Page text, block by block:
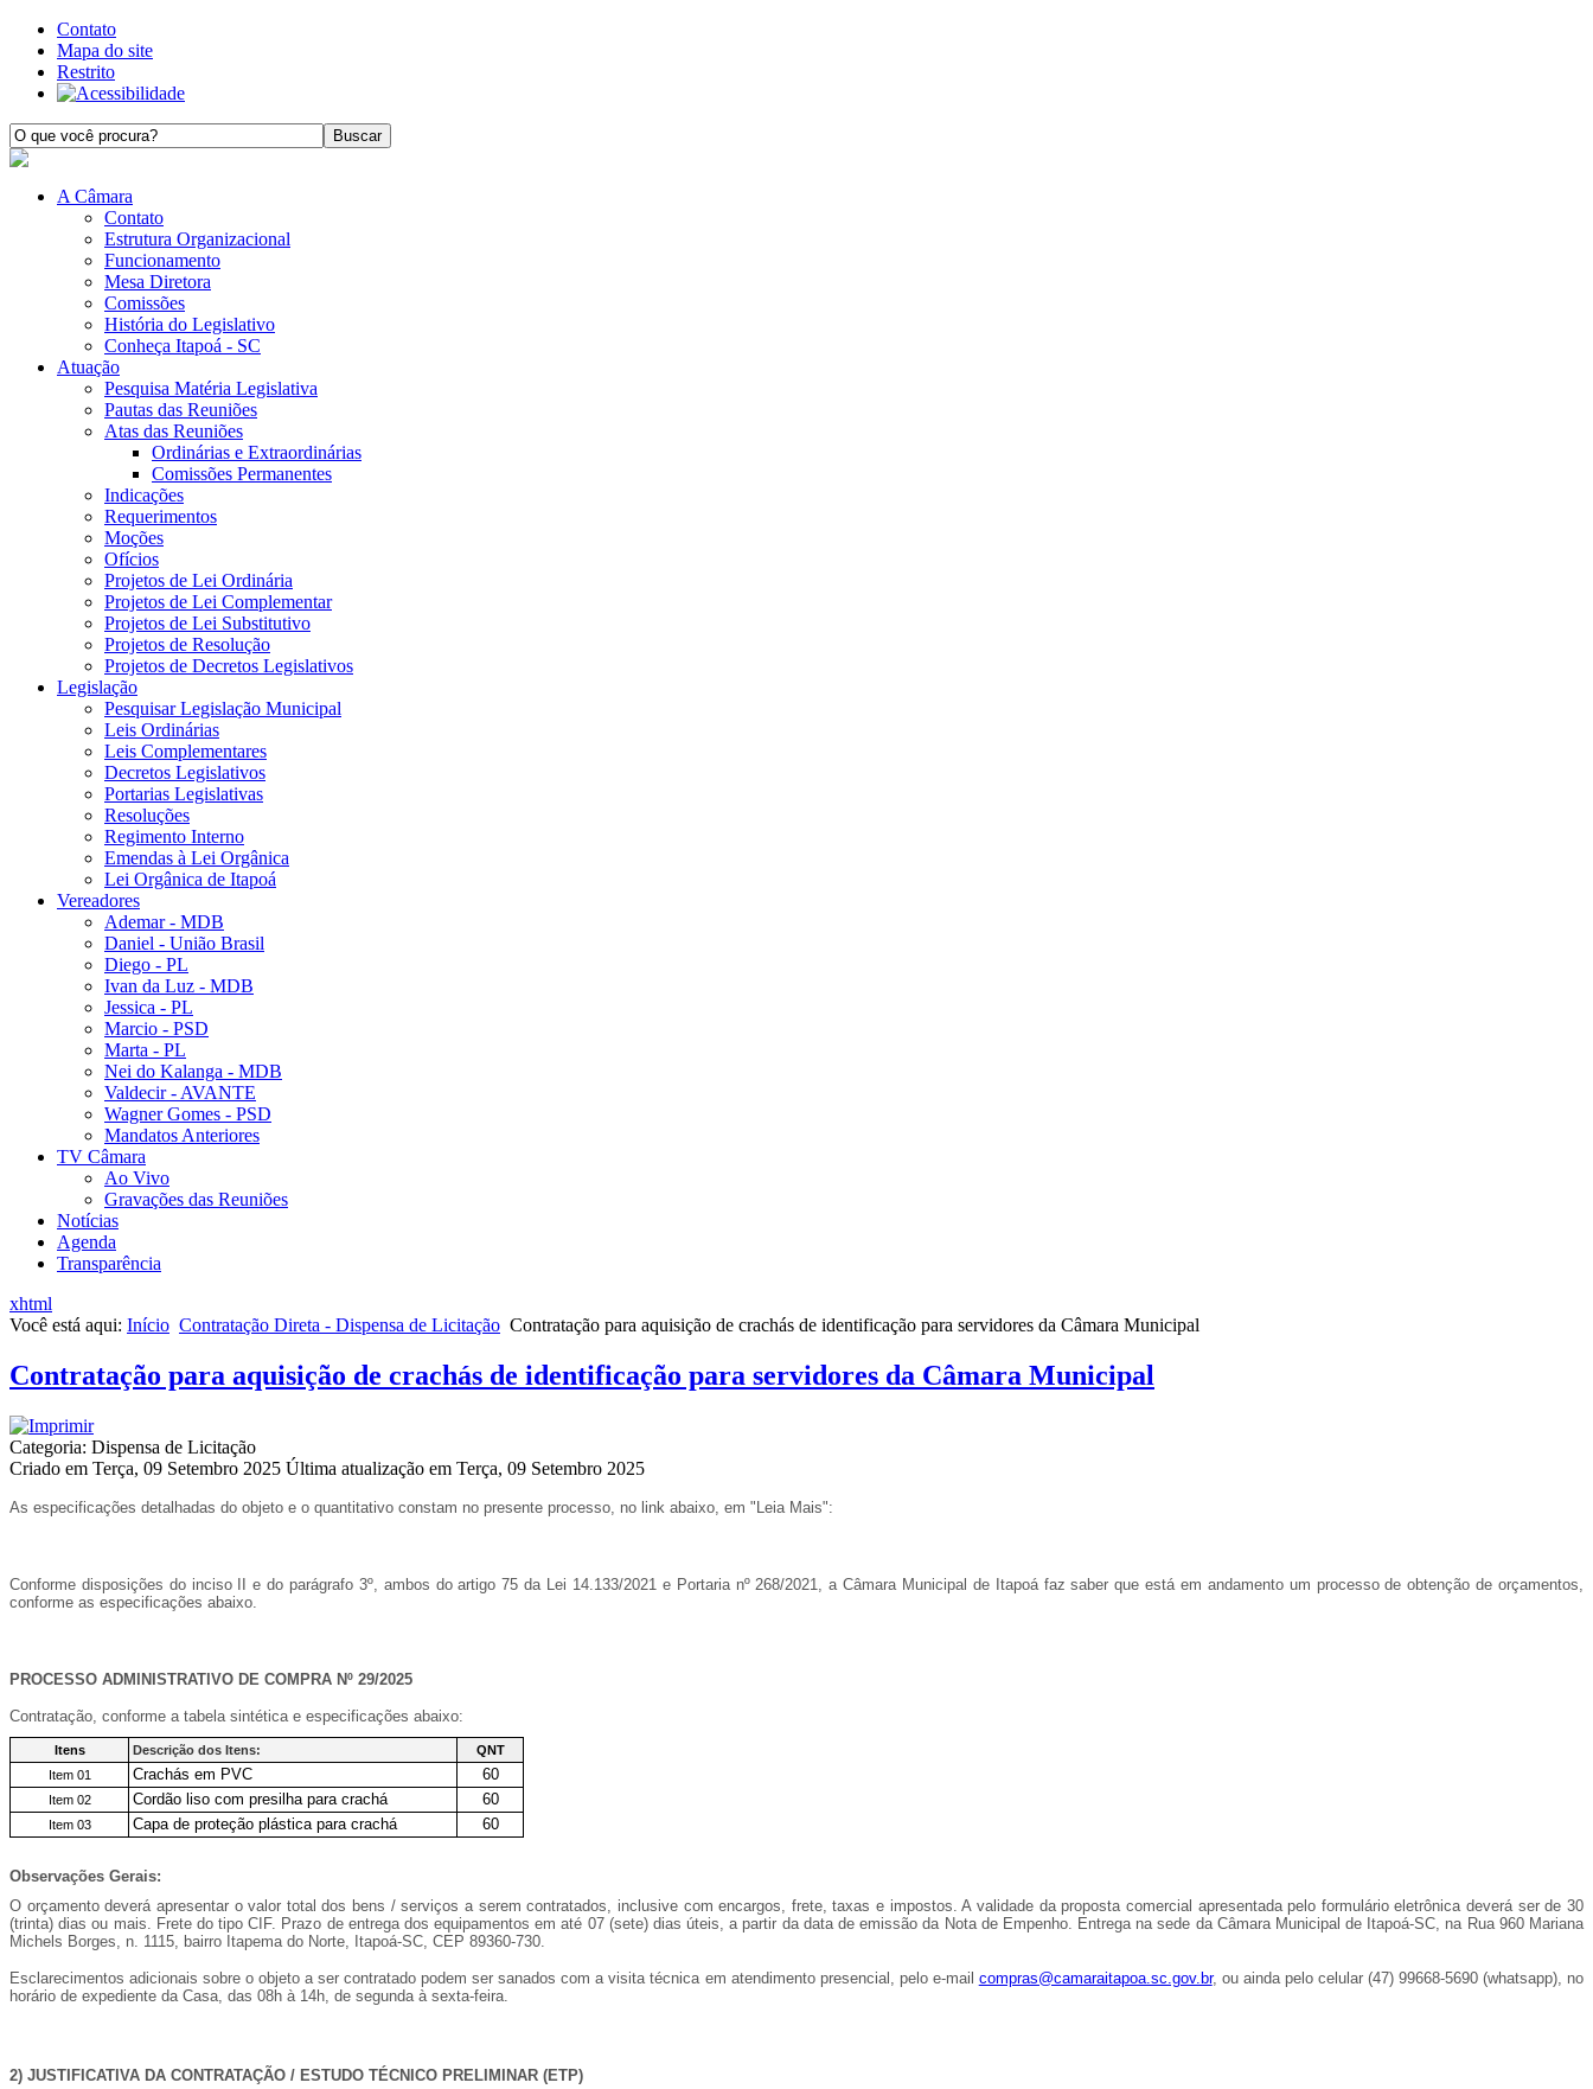
Contato
Mapa do site
Restrito
A Câmara
Contato
Estrutura Organizacional
Funcionamento
Mesa Diretora
Comissões
História do Legislativo
Conheça Itapoá - SC
Atuação
Pesquisa Matéria Legislativa
Pautas das Reuniões
Atas das Reuniões
Ordinárias e Extraordinárias
Comissões Permanentes
Indicações
Requerimentos
Moções
Ofícios
Projetos de Lei Ordinária
Projetos de Lei Complementar
Projetos de Lei Substitutivo
Projetos de Resolução
Projetos de Decretos Legislativos
Legislação
Pesquisar Legislação Municipal
Leis Ordinárias
Leis Complementares
Decretos Legislativos
Portarias Legislativas
Resoluções
Regimento Interno
Emendas à Lei Orgânica
Lei Orgânica de Itapoá
Vereadores
Ademar - MDB
Daniel - União Brasil
Diego - PL
Ivan da Luz - MDB
Jessica - PL
Marcio - PSD
Marta - PL
Nei do Kalanga - MDB
Valdecir - AVANTE
Wagner Gomes - PSD
Mandatos Anteriores
TV Câmara
Ao Vivo
Gravações das Reuniões
Notícias
Agenda
Transparência
xhtml
Você está aqui: Início Contratação Direta - Dispensa de Licitação Contratação para aquisição de crachás de identificação para servidores da Câmara Municipal
Contratação para aquisição de crachás de identificação para servidores da Câmara Municipal
Categoria: Dispensa de Licitação
Criado em Terça, 09 Setembro 2025 Última atualização em Terça, 09 Setembro 2025
As especificações detalhadas do objeto e o quantitativo constam no presente processo, no link abaixo, em "Leia Mais":
Conforme disposições do inciso II e do parágrafo 3º, ambos do artigo 75 da Lei 14.133/2021 e Portaria nº 268/2021, a Câmara Municipal de Itapoá faz saber que está em andamento um processo de obtenção de orçamentos,
conforme as especificações abaixo.
PROCESSO ADMINISTRATIVO DE COMPRA Nº 29/2025
Contratação, conforme a tabela sintética e especificações abaixo:
Itens Descrição dos Itens:
QNT
Item 01
Crachás em PVC 60
Item 02 Cordão liso com presilha para crachá 60
Item 03 Capa de proteção plástica para crachá 60
Observações Gerais:
O orçamento deverá apresentar o valor total dos bens / serviços a serem contratados, inclusive com encargos, frete, taxas e impostos. A validade da proposta comercial apresentada pelo formulário eletrônica deverá ser de 30
(trinta) dias ou mais. Frete do tipo CIF. Prazo de entrega dos equipamentos em até 07 (sete) dias úteis, a partir da data de emissão da Nota de Empenho. Entrega na sede da Câmara Municipal de Itapoá-SC, na Rua 960 Mariana
Michels Borges, n. 1115, bairro Itapema do Norte, Itapoá-SC, CEP 89360-730.
Esclarecimentos adicionais sobre o objeto a ser contratado podem ser sanados com a visita técnica em atendimento presencial, pelo e-mail compras@camaraitapoa.sc.gov.br, ou ainda pelo celular (47) 99668-5690 (whatsapp), no
horário de expediente da Casa, das 08h à 14h, de segunda à sexta-feira.
2) JUSTIFICATIVA DA CONTRATAÇÃO / ESTUDO TÉCNICO PRELIMINAR (ETP)